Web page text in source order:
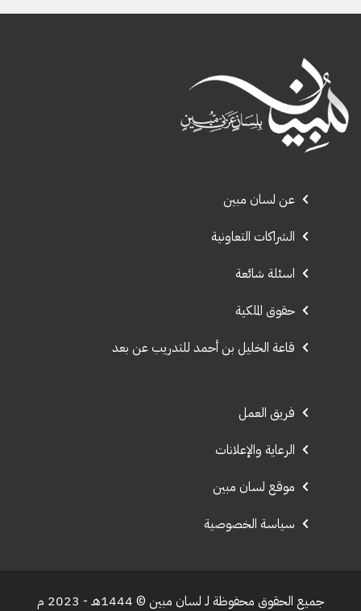
عن لسان مبين
الشراكات التعاونية
اسئلة شائعة
حقوق الملكية
قاعة الخليل بن أحمد للتدريب عن بعد
فريق العمل
الرعاية والإعلانات
موقع لسان مبين
سياسة الخصوصية
جميع الحقوق محفوظة لـ لسان مبين © 1444هـ - 2023 م